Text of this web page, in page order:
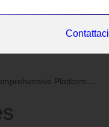
Contattaci
as-a-Service Cloud Strategy...